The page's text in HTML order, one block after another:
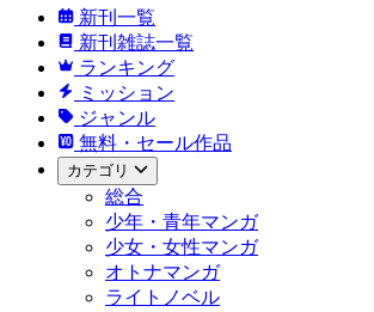
新刊一覧
新刊雑誌一覧
ランキング
ミッション
ジャンル
無料・セール作品
カテゴリ
総合
少年・青年マンガ
少女・女性マンガ
オトナマンガ
ライトノベル